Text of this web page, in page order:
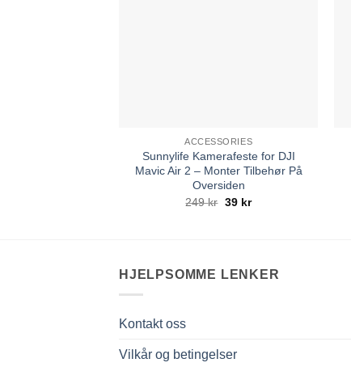
ACCESSORIES
Sunnylife Kamerafeste for DJI
Mavic Air 2 – Monter Tilbehør På
Oversiden
249kr Opprinnelig
39 krNåværende
HJELPSOMME LENKER
Kontakt oss
Vilkår og betingelser